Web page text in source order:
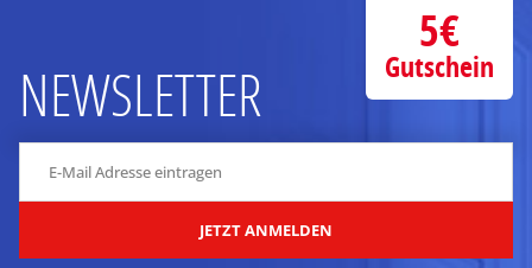
NEWSLETTER
JETZT ANMELDEN
5€
Gutschein